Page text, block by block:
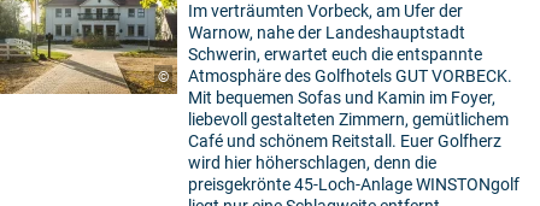
©
Im verträumten Vorbeck, am Ufer der
Warnow, nahe der Landeshauptstadt
Schwerin, erwartet euch die entspannte
Atmosphäre des Golfhotels GUT VORBECK.
Mit bequemen Sofas und Kamin im Foyer,
liebevoll gestalteten Zimmern, gemütlichem
Café und schönem Reitstall. Euer Golfherz
wird hier höherschlagen, denn die
preisgekrönte 45-Loch-Anlage WINSTONgolf